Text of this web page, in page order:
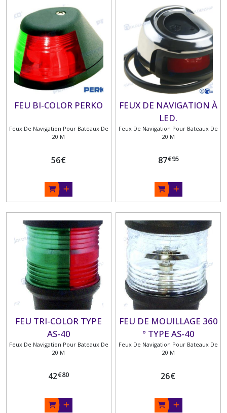
FEU BI-COLOR PERKO
Feux De Navigation Pour Bateaux De
20 M
56€
FEUX DE NAVIGATION À
LED.
Feux De Navigation Pour Bateaux De
20 M
87€95
FEU TRI-COLOR TYPE
AS-40
Feux De Navigation Pour Bateaux De
20 M
42€80
FEU DE MOUILLAGE 360
° TYPE AS-40
Feux De Navigation Pour Bateaux De
20 M
26€
HOMOLOGUES
MARINE
MARCHANDE
DHR
35
SOLAS
(7)
NAVIGATION
DHR55
NAVIGATION
BATEAU
DE
MOINS
DE
12
METRES
(26)
FEUX
NAVIGATION
BATEAUX
MOINS